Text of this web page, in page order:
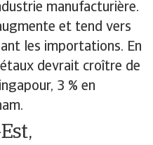
manufacturière.
et tend vers
les importations. En
devrait croître de
3 % en